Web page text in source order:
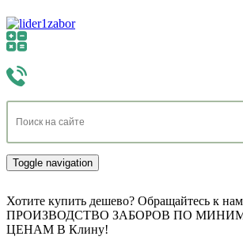
Toggle navigation
Хотите купить дешево? Обращайтесь к
ПРОИЗВОДСТВО ЗАБОРОВ ПО
ЦЕНАМ В Клину!